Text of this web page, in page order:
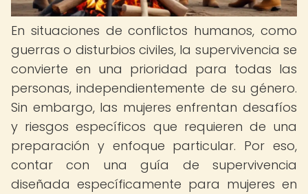
En situaciones de conflictos humanos, como
guerras o disturbios civiles, la supervivencia se
convierte en una prioridad para todas las
personas, independientemente de su género.
Sin embargo, las mujeres enfrentan desafíos
y riesgos específicos que requieren de una
preparación y enfoque particular. Por eso,
contar con una guía de supervivencia
diseñada específicamente para mujeres en